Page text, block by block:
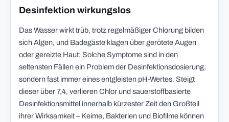
Desinfektion wirkungslos
Das Wasser wirkt trüb, trotz regelmäßiger Chlorung bilden
sich Algen, und Badegäste klagen über gerötete Augen
oder gereizte Haut: Solche Symptome sind in den
seltensten Fällen ein Problem der Desinfektionsdosierung,
sondern fast immer eines entgleisten pH-Wertes. Steigt
dieser über 7,4, verlieren Chlor und sauerstoffbasierte
Desinfektionsmittel innerhalb kürzester Zeit den Großteil
ihrer Wirksamkeit – Keime, Bakterien und Biofilme können